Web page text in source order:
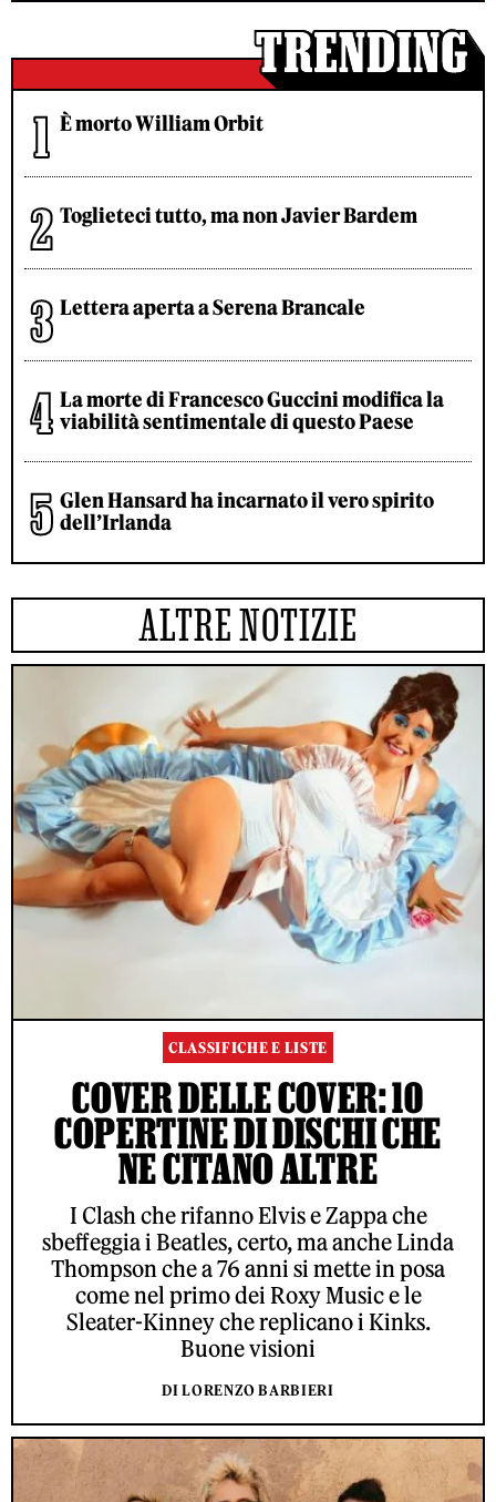
È morto William Orbit
Toglieteci tutto, ma non Javier Bardem
Lettera aperta a Serena Brancale
La morte di Francesco Guccini modifica la
viabilità sentimentale di questo Paese
Glen Hansard ha incarnato il vero spirito
dell’Irlanda
ALTRE NOTIZIE
CLASSIFICHE E LISTE
COVER DELLE COVER: 10
COPERTINE DI DISCHI CHE
NE CITANO ALTRE
I Clash che rifanno Elvis e Zappa che
sbeffeggia i Beatles, certo, ma anche Linda
Thompson che a 76 anni si mette in posa
come nel primo dei Roxy Music e le
Sleater-Kinney che replicano i Kinks.
Buone visioni
DI LORENZO BARBIERI